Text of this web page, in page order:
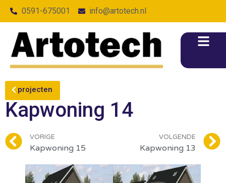
0591-675001 info@artotech.nl
projecten
Kapwoning 14
VORIGE
Kapwoning 15
VOLGENDE
Kapwoning 13